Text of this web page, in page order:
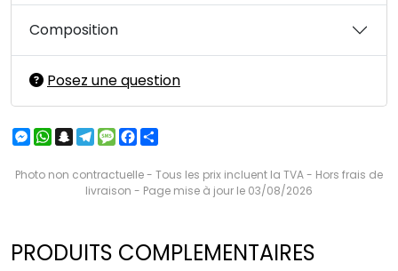
Composition
Posez une question
Messenger
WhatsApp
Snapchat
Telegram
MessageFacebook
Photo non contractuelle - Tous les prix incluent la TVA - Hors frais de
livraison - Page mise à jour le 03/08/2026
PRODUITS COMPLEMENTAIRES